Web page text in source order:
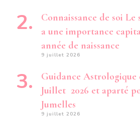
Connaissance de soi
a une importance
année de naissance
9 juillet 2026
Guidance Astrologique
Juillet 2026 et aparté
Jumelles
9 juillet 2026